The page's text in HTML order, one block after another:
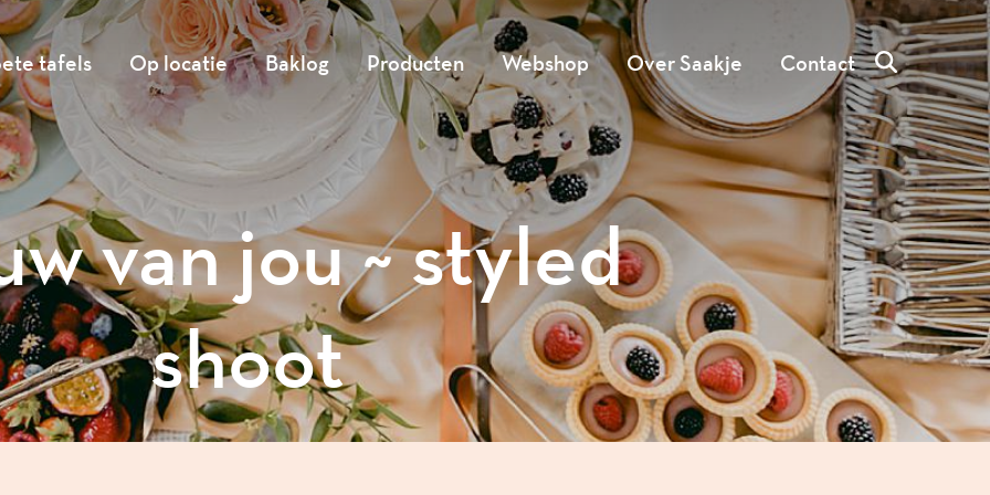
tafels Op locatie Baklog Producten Webshop Over Saakje Contact
van jou ~ styled
shoot